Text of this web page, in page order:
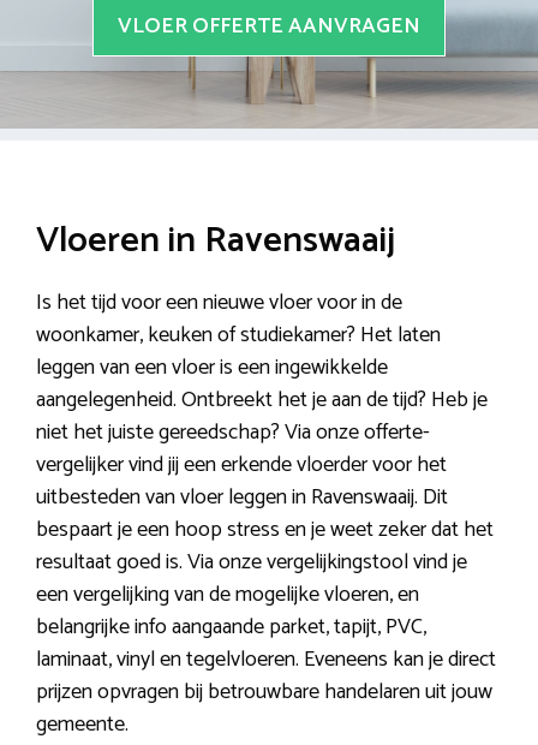
VLOER OFFERTE AANVRAGEN
Vloeren in Ravenswaaij
Is het tijd voor een nieuwe vloer voor in de
woonkamer, keuken of studiekamer? Het laten
leggen van een vloer is een ingewikkelde
aangelegenheid. Ontbreekt het je aan de tijd? Heb je
niet het juiste gereedschap? Via onze offerte-
vergelijker vind jij een erkende vloerder voor het
uitbesteden van vloer leggen in Ravenswaaij. Dit
bespaart je een hoop stress en je weet zeker dat het
resultaat goed is. Via onze vergelijkingstool vind je
een vergelijking van de mogelijke vloeren, en
belangrijke info aangaande parket, tapijt, PVC,
laminaat, vinyl en tegelvloeren. Eveneens kan je direct
prijzen opvragen bij betrouwbare handelaren uit jouw
gemeente.